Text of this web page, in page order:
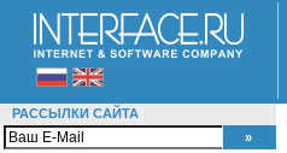
РАССЫЛКИ САЙТА